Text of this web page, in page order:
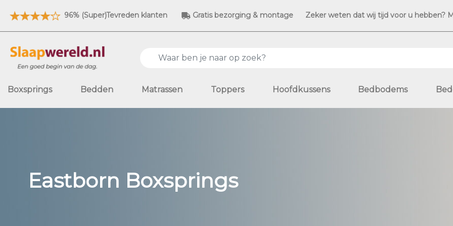
96% (Super)Tevreden klanten Gratis bezorging & montage Zeker weten dat wij tijd voor u hebben?
Boxsprings Bedden Matrassen Toppers Hoofdkussens Bedbodems
Eastborn Boxsprings